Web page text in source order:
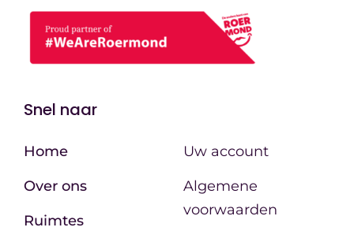
Snel naar
Home
Over ons
Ruimtes
Uw account
Algemene
voorwaarden